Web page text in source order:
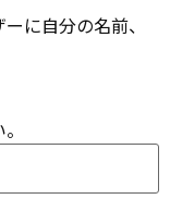
に自分の名前、